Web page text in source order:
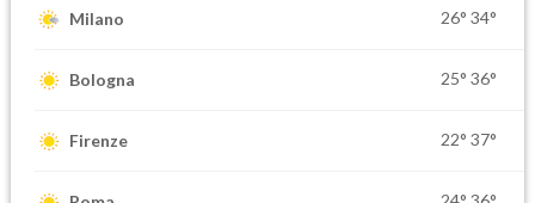
Milano 26° 34°
Bologna 25° 36°
Firenze 22° 37°